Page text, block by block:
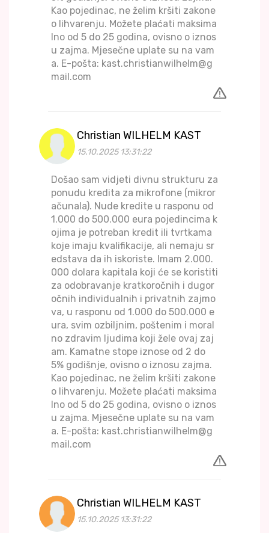
Kao pojedinac, ne želim kršiti zakone
o lihvarenju. Možete plaćati maksima
lno od 5 do 25 godina, ovisno o iznos
u zajma. Mjesečne uplate su na vam
a. E-pošta: kast.christianwilhelm@g
mail.com
Christian WILHELM KAST
15.10.2025 13:31:22
Došao sam vidjeti divnu strukturu za
ponudu kredita za mikrofone (mikror
ačunala). Nude kredite u rasponu od
1.000 do 500.000 eura pojedincima k
ojima je potreban kredit ili tvrtkama
koje imaju kvalifikacije, ali nemaju sr
edstava da ih iskoriste. Imam 2.000.
000 dolara kapitala koji će se koristiti
za odobravanje kratkoročnih i dugor
očnih individualnih i privatnih zajmo
va, u rasponu od 1.000 do 500.000 e
ura, svim ozbiljnim, poštenim i moral
no zdravim ljudima koji žele ovaj zaj
am. Kamatne stope iznose od 2 do
5% godišnje, ovisno o iznosu zajma.
Kao pojedinac, ne želim kršiti zakone
o lihvarenju. Možete plaćati maksima
lno od 5 do 25 godina, ovisno o iznos
u zajma. Mjesečne uplate su na vam
a. E-pošta: kast.christianwilhelm@g
mail.com
Christian WILHELM KAST
15.10.2025 13:31:22